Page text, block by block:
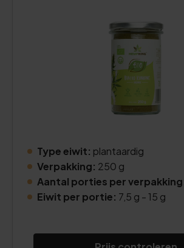
Type eiwit: plantaardig
Verpakking: 250 g
Aantal porties per
Eiwit per portie: 7,5 g - 15 g